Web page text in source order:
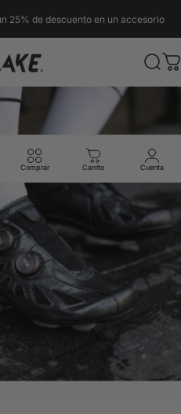
25% de descuento en un accesorio
EU
Comprar Carrito Cuenta